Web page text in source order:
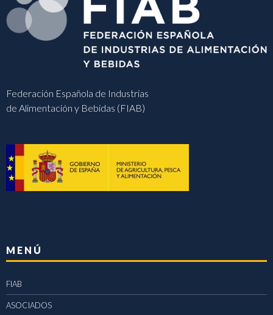
Federación Española de Industrias
de Alimentación y Bebidas (FIAB)
MENÚ
FIAB
ASOCIADOS